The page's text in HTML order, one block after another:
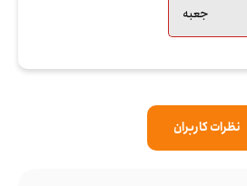
جعبه
نظرات کاربران